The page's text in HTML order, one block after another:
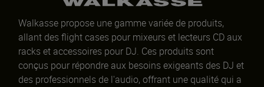
Walkasse propose une gamme variée de produits,
allant des flight cases pour mixeurs et lecteurs CD aux
racks et accessoires pour DJ. Ces produits sont
conçus pour répondre aux besoins exigeants des DJ et
des professionnels de l'audio, offrant une qualité qui a